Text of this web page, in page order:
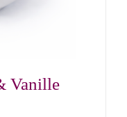
Vanille